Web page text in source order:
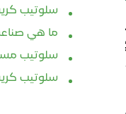
سلوتيب كريستال
والجودة في كل لفة
سلوتيب
ما هي
سلوتيب
سلوتيب كريستال -